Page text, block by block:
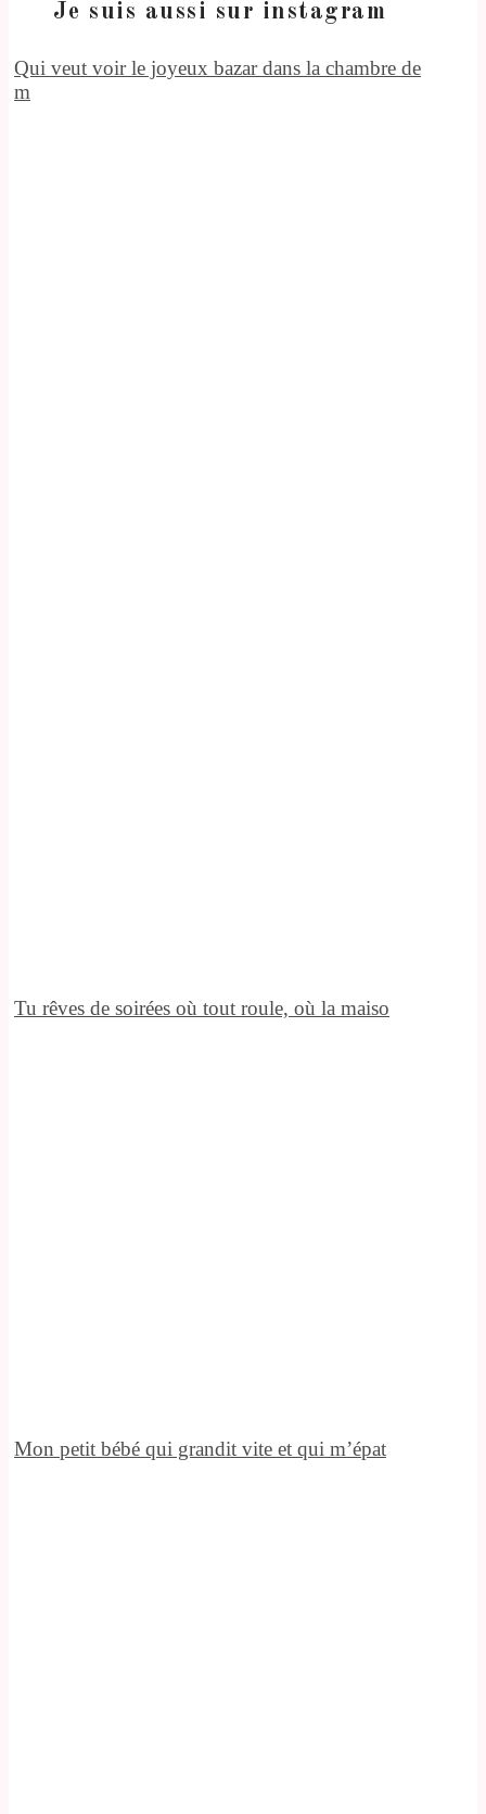
Je suis aussi sur instagram
Qui veut voir le joyeux bazar dans la chambre de
m
Tu rêves de soirées où tout roule, où la maiso
Mon petit bébé qui grandit vite et qui m’épat